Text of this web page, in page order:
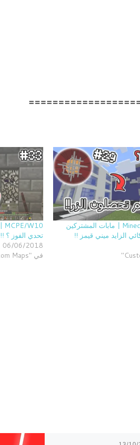
Minecraft PE W10 | مابات المشتركين
تحدي الفوز ؟ !!
06/06/2018
في "Custom Maps"